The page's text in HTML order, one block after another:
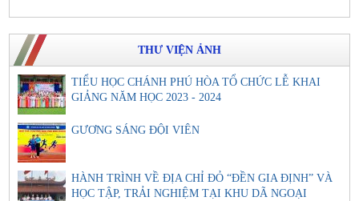
THƯ VIỆN ẢNH
TIỂU HỌC CHÁNH PHÚ HÒA TỔ CHỨC LỄ KHAI
GIẢNG NĂM HỌC 2023 - 2024
GƯƠNG SÁNG ĐỘI VIÊN
HÀNH TRÌNH VỀ ĐỊA CHỈ ĐỎ “ĐỀN GIA ĐỊNH” VÀ
HỌC TẬP, TRẢI NGHIỆM TẠI KHU DÃ NGOẠI